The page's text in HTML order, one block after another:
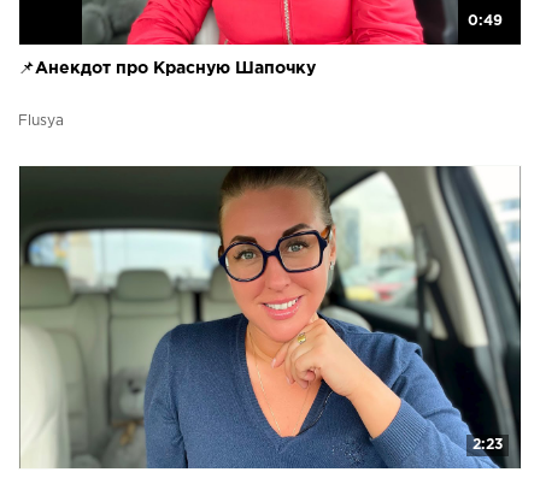
0:49
📌Анекдот про Красную Шапочку
Flusya
2:23